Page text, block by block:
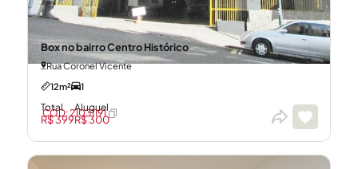
Box no bairro Centro Histórico
Rua Coronel Vicente
12m²
1
Total
R$ 399
Aluguel
R$ 300
CÓD: 21031191